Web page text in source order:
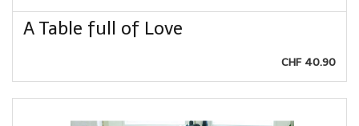
A Table full of Love
CHF 40.90